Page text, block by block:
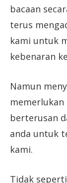
bacaan
terus
kami untuk
kebenaran
Namun
berterusan
anda untuk
kami.
Tidak